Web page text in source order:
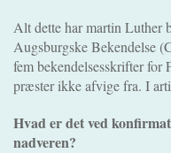
Alt dette har martin Luther
Augsburgske Bekendelse
fem bekendelsesskrifter
præster ikke afvige fra. I
Hvad er det ved
nadveren?